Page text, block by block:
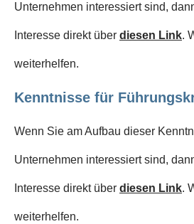
Unternehmen interessiert sind,
Interesse direkt über diesen Link.
weiterhelfen.
Kenntnisse für
Wenn Sie am Aufbau dieser
Unternehmen interessiert sind,
Interesse direkt über diesen Link.
weiterhelfen.